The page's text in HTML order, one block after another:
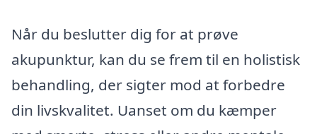
Når du beslutter dig for at prøve
akupunktur, kan du se frem til en holistisk
behandling, der sigter mod at forbedre
din livskvalitet. Uanset om du kæmper